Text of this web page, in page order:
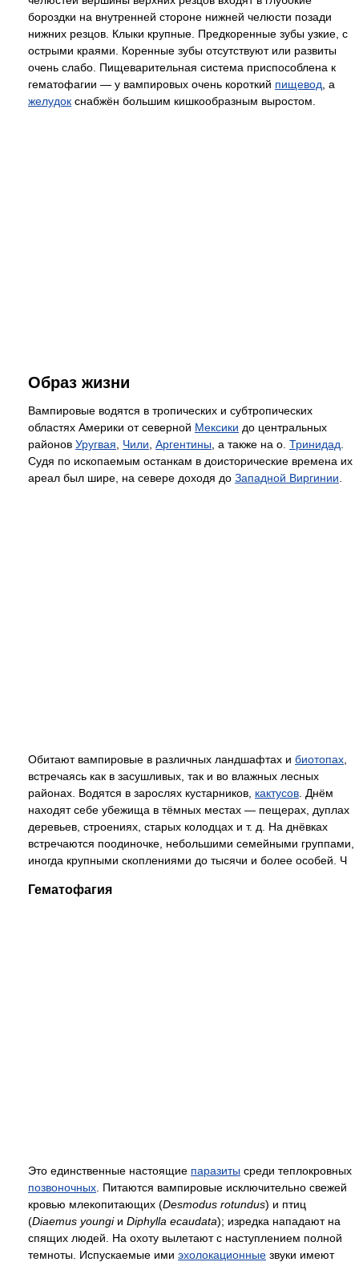
бороздки на внутренней стороне нижней челюсти позади
нижних резцов. Клыки крупные. Предкоренные зубы узкие, с
острыми краями. Коренные зубы отсутствуют или развиты
очень слабо. Пищеварительная система приспособлена к
гематофагии — у вампировых очень короткий пищевод , а
желудок снабжён большим кишкообразным выростом.
Образ жизни
Вампировые водятся в тропических и субтропических
областях Америки от северной Мексики до центральных
районов Уругвая Чили Аргентины , а также на о. Тринидад
Судя по ископаемым останкам в доисторические времена их
ареал был шире, на севере доходя до Западной Виргинии
Обитают вампировые в различных ландшафтах и биотопах
встречаясь как в засушливых, так и во влажных лесных
районах. Водятся в зарослях кустарников, кактусов . Днём
находят себе убежища в тёмных местах — пещерах, дуплах
деревьев, строениях, старых колодцах и т. д. На днёвках
встречаются поодиночке, небольшими семейными группами,
иногда крупными скоплениями до тысячи и более особей. Ч
Гематофагия
Это единственные настоящие паразиты среди теплокровных
позвоночных . Питаются вампировые исключительно свежей
кровью млекопитающих (Desmodus rotundus) и птиц
(Diaemus youngiи Diphylla ecaudata); изредка нападают на
спящих людей. На охоту вылетают с наступлением полной
темноты. Испускаемые ими эхолокационные звуки имеют